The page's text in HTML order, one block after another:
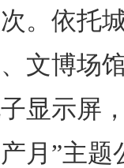
。依托
文博场
显示屏
月”主题